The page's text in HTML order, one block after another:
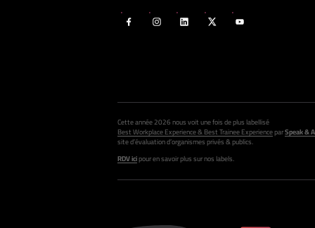
Cette année 2026 nous voit une fois de plus labellisé
Best Workplace Experience & Best Trainee ExperienceparSpeak &
site d’évaluation d’organismes privés & publics.
RDV icipour en savoir plus sur nos labels.